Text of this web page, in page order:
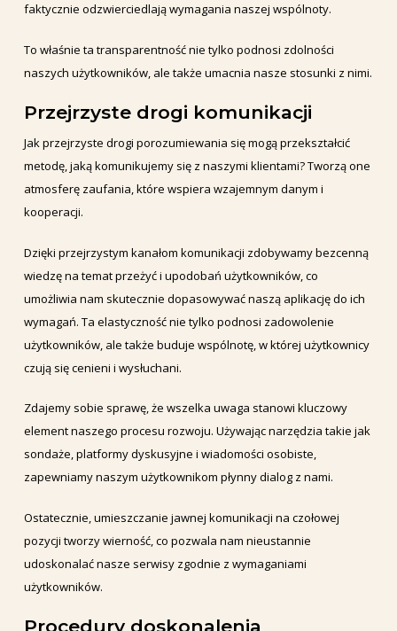
faktycznie odzwierciedlają wymagania naszej wspólnoty.
To właśnie ta transparentność nie tylko podnosi zdolności
naszych użytkowników, ale także umacnia nasze stosunki z nimi.
Przejrzyste drogi komunikacji
Jak przejrzyste drogi porozumiewania się mogą przekształcić
metodę, jaką komunikujemy się z naszymi klientami? Tworzą one
atmosferę zaufania, które wspiera wzajemnym danym i
kooperacji.
Dzięki przejrzystym kanałom komunikacji zdobywamy bezcenną
wiedzę na temat przeżyć i upodobań użytkowników, co
umożliwia nam skutecznie dopasowywać naszą aplikację do ich
wymagań. Ta elastyczność nie tylko podnosi zadowolenie
użytkowników, ale także buduje wspólnotę, w której użytkownicy
czują się cenieni i wysłuchani.
Zdajemy sobie sprawę, że wszelka uwaga stanowi kluczowy
element naszego procesu rozwoju. Używając narzędzia takie jak
sondaże, platformy dyskusyjne i wiadomości osobiste,
zapewniamy naszym użytkownikom płynny dialog z nami.
Ostatecznie, umieszczanie jawnej komunikacji na czołowej
pozycji tworzy wierność, co pozwala nam nieustannie
udoskonalać nasze serwisy zgodnie z wymaganiami
użytkowników.
Procedury doskonalenia